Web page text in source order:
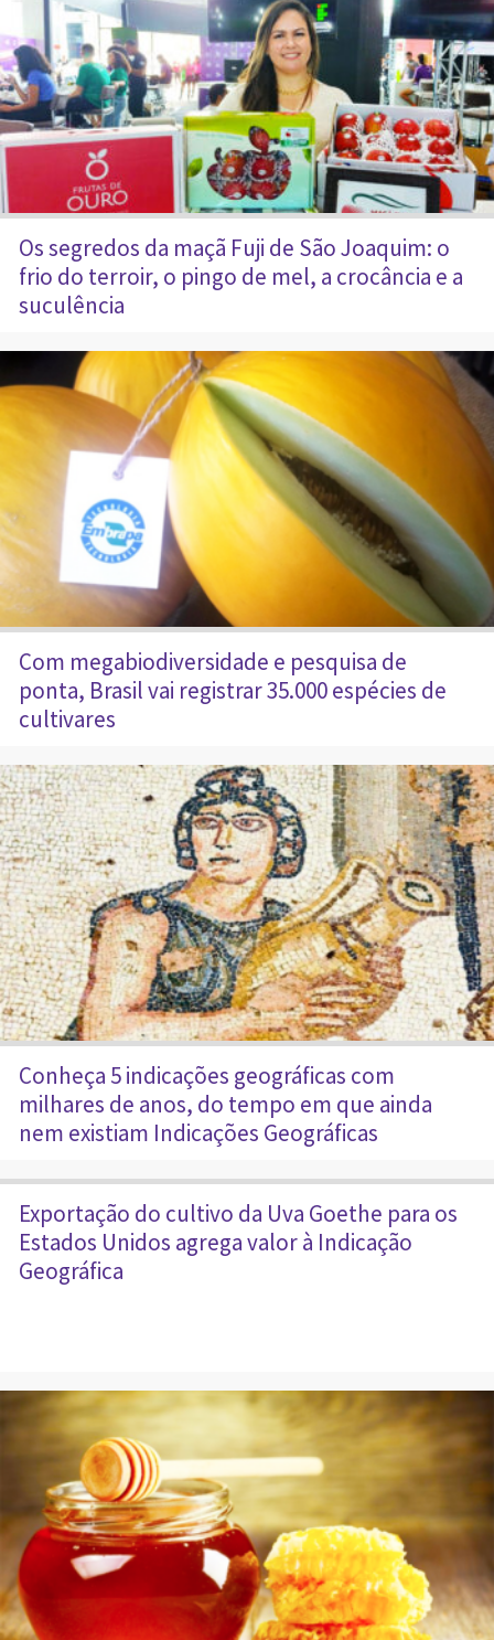
Os segredos da maçã Fuji de São Joaquim: o
frio do terroir, o pingo de mel, a crocância e a
suculência
Com megabiodiversidade e pesquisa de
ponta, Brasil vai registrar 35.000 espécies de
cultivares
Conheça 5 indicações geográficas com
milhares de anos, do tempo em que ainda
nem existiam Indicações Geográficas
Exportação do cultivo da Uva Goethe para os
Estados Unidos agrega valor à Indicação
Geográfica